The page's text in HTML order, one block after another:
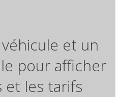
et un
pour afficher
et les tarifs